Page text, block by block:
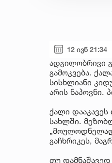
12 ივნ 21:34
ადგილობრივი
გამოკვება.
სისხლიანი
არის ნაპოვნი.
ქალი
სახლში.
„მოულოდნელად
გაჩხრიკეს,
თუ დამნაშავედ